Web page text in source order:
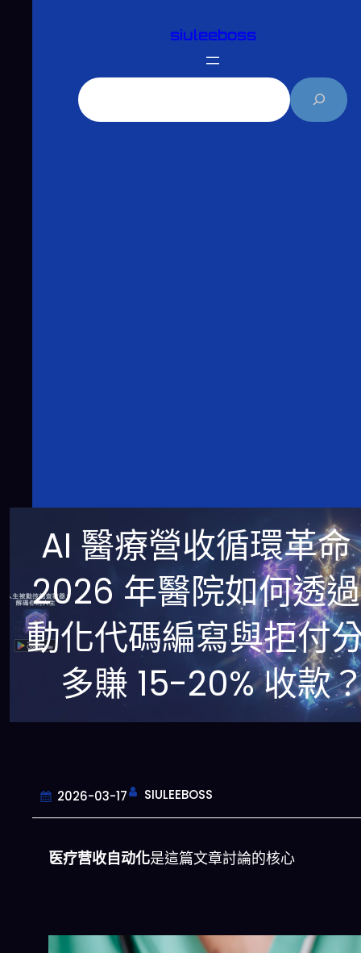
siuleeboss
AI 醫療營收循環革命
2026 年醫院如何透
動化代碼編寫與拒付
多賺 15-20% 收款
2026-03-17 SIULEEBOSS
医疗营收自动化是這篇文章討論的核心